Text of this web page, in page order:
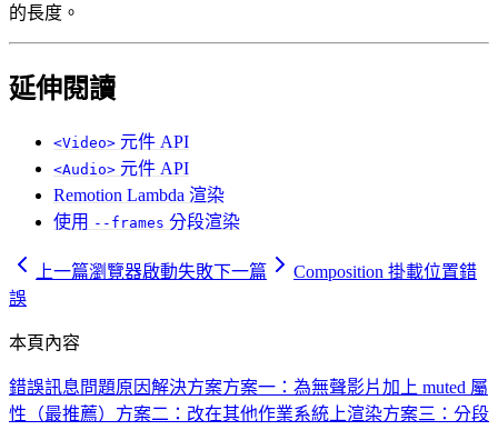
的長度。
延伸閱讀
<Video> 元件 API
<Audio> 元件 API
Remotion Lambda 渲染
使用 --frames 分段渲染
上一篇瀏覽器啟動失敗 下一篇
Composition 掛載位置錯
誤
本頁內容
錯誤訊息問題原因解決方案方案一：為無聲影片加上 muted 屬
性（最推薦） 方案二：改在其他作業系統上渲染方案三：分段